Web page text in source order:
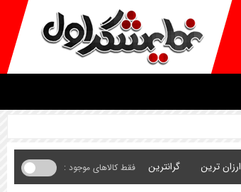
ارزان ترین گرانترین فقط کالاهای موجود :